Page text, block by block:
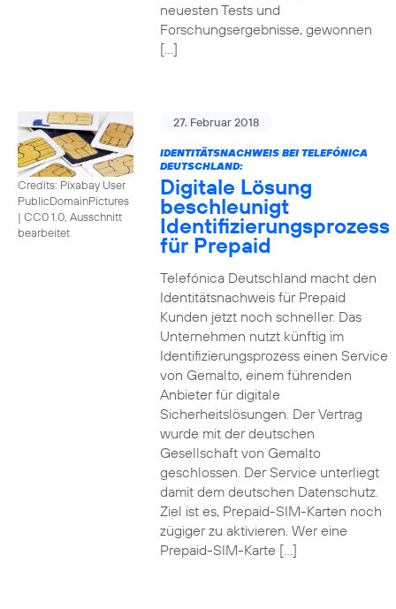
neuesten Tests und
Forschungsergebnisse, gewonnen
[…]
Credits: Pixabay User
PublicDomainPictures
| CC0 1.0, Ausschnitt
bearbeitet
27. Februar 2018
IDENTITÄTSNACHWEIS BEI TELEFÓNICA
DEUTSCHLAND:
Digitale Lösung
beschleunigt
Identifizierungsprozess
für Prepaid
Telefónica Deutschland macht den
Identitätsnachweis für Prepaid
Kunden jetzt noch schneller. Das
Unternehmen nutzt künftig im
Identifizierungsprozess einen Service
von Gemalto, einem führenden
Anbieter für digitale
Sicherheitslösungen. Der Vertrag
wurde mit der deutschen
Gesellschaft von Gemalto
geschlossen. Der Service unterliegt
damit dem deutschen Datenschutz.
Ziel ist es, Prepaid-SIM-Karten noch
zügiger zu aktivieren. Wer eine
Prepaid-SIM-Karte […]